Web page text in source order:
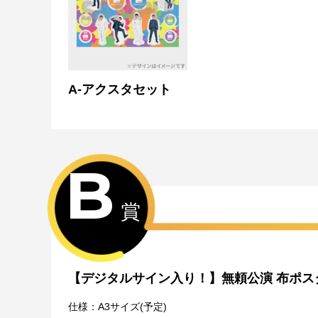
Wチャンス賞について
・Wチャンス賞は対象の期間内くじ引き1回ごとにチャ
・抽選は該当するWチャンス賞の期間終了後に一括で
・Wチャンス賞のチャレンジには初回のみアンケート
A-アクスタセット
B 賞
【デジタルサイン入り！】無頼公演 布ポス
仕様：A3サイズ(予定)